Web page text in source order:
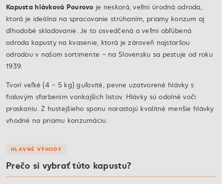
Kapusta hlávková Pourovo je neskorá, veľmi úrodná odroda,
ktorá je ideálna na spracovanie strúhaním, priamy konzum aj
dlhodobé skladovanie. Je to osvedčená a veľmi obľúbená
odroda kapusty na kvasenie, ktorá je zároveň najstaršou
odrodou v našom sortimente – na Slovensku sa pestuje od roku
1939.
Tvorí veľké (4 – 5 kg) guľovité, pevne uzatvorené hlávky s
fialovým sfarbením vonkajších listov. Hlávky sú odolné voči
praskaniu. Z hustejšieho sponu narastajú kvalitné menšie hlávky
vhodné na priamu konzumáciu.
HLAVNÉ VÝHODY
Prečo si vybrať túto kapustu?